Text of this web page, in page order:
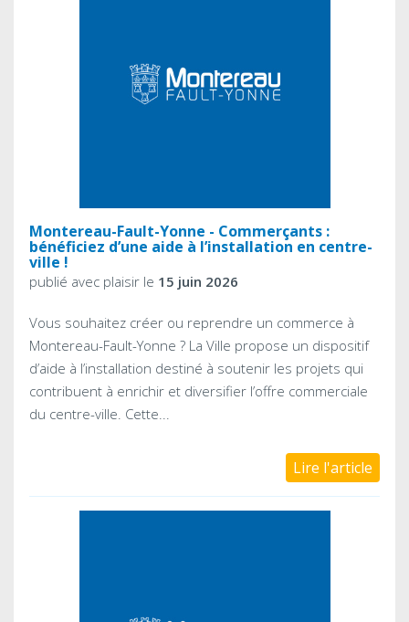
Montereau-Fault-Yonne - Commerçants :
bénéficiez d’une aide à l’installation en centre-
ville !
publié avec plaisir le 15 juin 2026
Vous souhaitez créer ou reprendre un commerce à
Montereau-Fault-Yonne ? La Ville propose un dispositif
d’aide à l’installation destiné à soutenir les projets qui
contribuent à enrichir et diversifier l’offre commerciale
du centre-ville. Cette...
Lire l'article